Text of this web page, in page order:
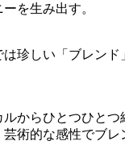
を生み出す。
珍しい「ブレンド
ルからひとつひとつ
術的な感性でブレ